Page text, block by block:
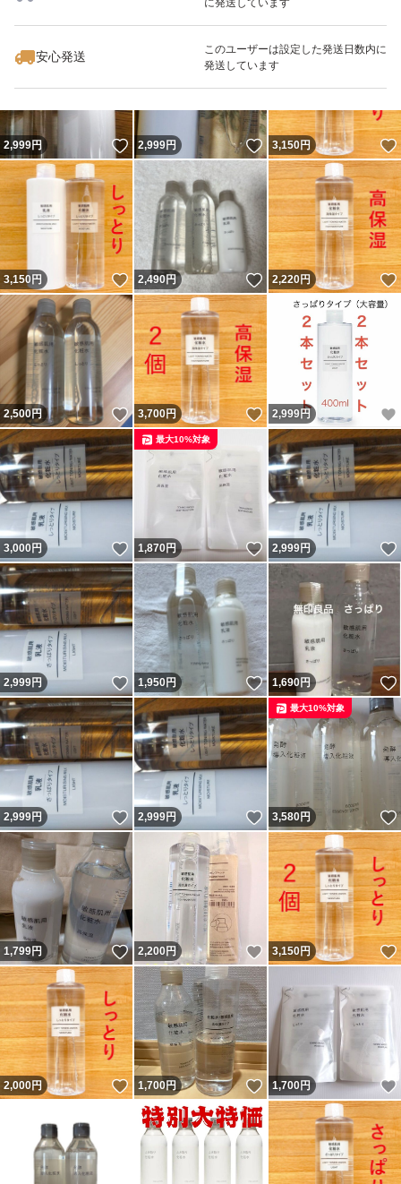
に発送しています
安心発送
このユーザーは設定した発送日数内に
発送しています
いいね！
3,800
2,999円 いいね！
2,999円 いいね！
3,150円
3,150 円 いいね！
2,490円 いいね！
2,220円
2,500円 いいね！
3,700円 いいね！
2,999円
3,000円 いいね！
1,870円 いいね！
最大10%対象
2,999円
2,999円 いいね！
1,950円 いいね！
1,690円
2,999円 いいね！
2,999円 いいね！
3,580円
最大10%対象
1,799円 いいね！
2,200円 いいね！
3,150円
2,000円 いいね！
1,700円 いいね！
1,700円